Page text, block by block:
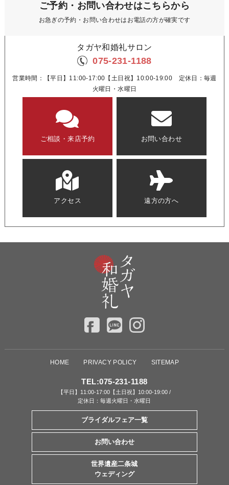
ご予約・お問い合わせはこちらから
お急ぎの予約・お問い合わせはお電話の方が確実です
タガヤ和婚礼サロン
075-231-1188
営業時間：【平日】11:00-17:00【土日祝】10:00-19:00 定休日：毎週
火曜日・水曜日
ご相談・来店予約 お問い合わせ
アクセス 遠方の方へ
HOME PRIVACY POLICY SITEMAP
TEL:075-231-1188
【平日】11:00-17:00【土日祝】10:00-19:00 /
定休日：毎週火曜日・水曜日
ブライダルフェア一覧
お問い合わせ
世界遺産二条城
ウェディング